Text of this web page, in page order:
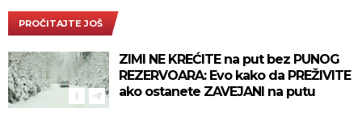
PROČITAJTE JOŠ
ZIMI NE KREĆITE na put bez PUNOG
REZERVOARA: Evo kako da PREŽIVITE
ako ostanete ZAVEJANI na putu